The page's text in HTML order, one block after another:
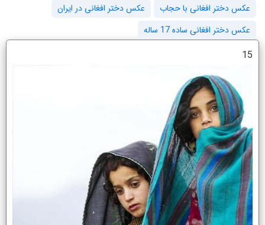
عکس دختر افغانی با حجاب
عکس دختر افغانی در ایران
عکس دختر افغانی ساده 17 ساله
15